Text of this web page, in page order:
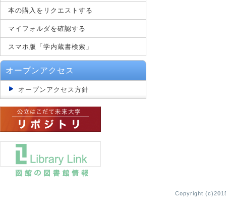
本の購入をリクエストする
マイフォルダを確認する
スマホ版「学内蔵書検索」
オープンアクセス
オープンアクセス方針
Copyright